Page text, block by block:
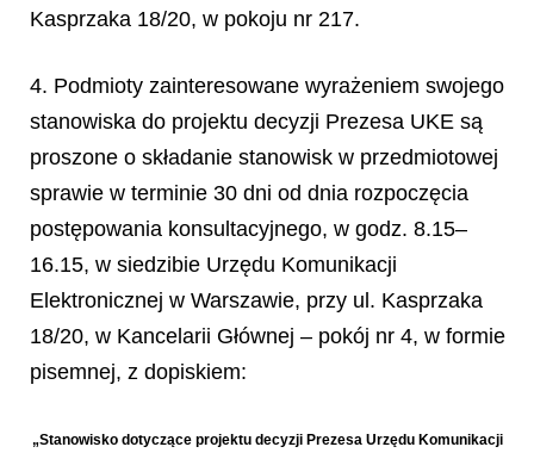
Kasprzaka 18/20, w pokoju nr 217.
4. Podmioty zainteresowane wyrażeniem swojego
stanowiska do projektu decyzji Prezesa UKE są
proszone o składanie stanowisk w przedmiotowej
sprawie w terminie 30 dni od dnia rozpoczęcia
postępowania konsultacyjnego, w godz. 8.15–
16.15, w siedzibie Urzędu Komunikacji
Elektronicznej w Warszawie, przy ul. Kasprzaka
18/20, w Kancelarii Głównej – pokój nr 4, w formie
pisemnej, z dopiskiem:
„Stanowisko dotyczące projektu decyzji Prezesa Urzędu Komunikacji